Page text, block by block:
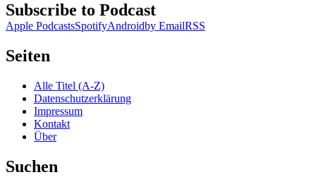
Subscribe to Podcast
Apple PodcastsSpotifyAndroidby EmailRSS
Seiten
Alle Titel (A-Z)
Datenschutzerklärung
Impressum
Kontakt
Über
Suchen